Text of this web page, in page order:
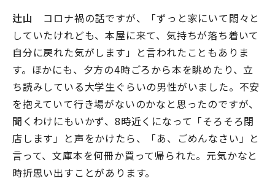
辻山
コロナ禍の話ですが、「ずっと家にいて悶々と
していたけれども、本屋に来て、気持ちが落ち着いて
自分に戻れた気がします」と言われたこともありま
す。ほかにも、夕方の4時ごろから本を眺めたり、立
ち読みしている大学生ぐらいの男性がいました。不安
を抱えていて行き場がないのかなと思ったのですが、
聞くわけにもいかず、8時近くになって「そろそろ閉
店します」と声をかけたら、「あ、ごめんなさい」と
言って、文庫本を何冊か買って帰られた。元気かなと
時折思い出すことがあります。